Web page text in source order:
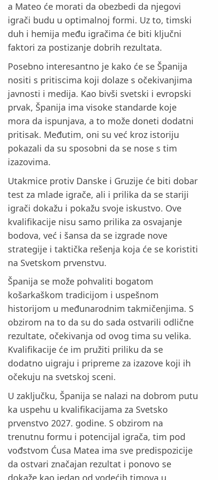
a Mateo će morati da obezbedi da njegovi
igrači budu u optimalnoj formi. Uz to, timski
duh i hemija među igračima će biti ključni
faktori za postizanje dobrih rezultata.
Posebno interesantno je kako će se Španija
nositi s pritiscima koji dolaze s očekivanjima
javnosti i medija. Kao bivši svetski i evropski
prvak, Španija ima visoke standarde koje
mora da ispunjava, a to može doneti dodatni
pritisak. Međutim, oni su već kroz istoriju
pokazali da su sposobni da se nose s tim
izazovima.
Utakmice protiv Danske i Gruzije će biti dobar
test za mlade igrače, ali i prilika da se stariji
igrači dokažu i pokažu svoje iskustvo. Ove
kvalifikacije nisu samo prilika za osvajanje
bodova, već i šansa da se izgrade nove
strategije i taktička rešenja koja će se koristiti
na Svetskom prvenstvu.
Španija se može pohvaliti bogatom
košarkaškom tradicijom i uspešnom
historijom u međunarodnim takmičenjima. S
obzirom na to da su do sada ostvarili odlične
rezultate, očekivanja od ovog tima su velika.
Kvalifikacije će im pružiti priliku da se
dodatno uigraju i pripreme za izazove koji ih
očekuju na svetskoj sceni.
U zaključku, Španija se nalazi na dobrom putu
ka uspehu u kvalifikacijama za Svetsko
prvenstvo 2027. godine. S obzirom na
trenutnu formu i potencijal igrača, tim pod
vođstvom Ćusa Matea ima sve predispozicije
da ostvari značajan rezultat i ponovo se
dokaže kao jedan od vodećih timova u